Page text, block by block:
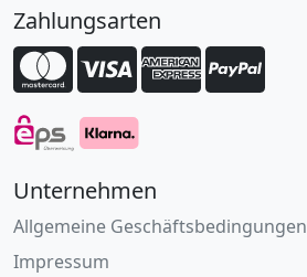
Zahlungsarten
Unternehmen
Allgemeine Geschäftsbedingungen
Impressum